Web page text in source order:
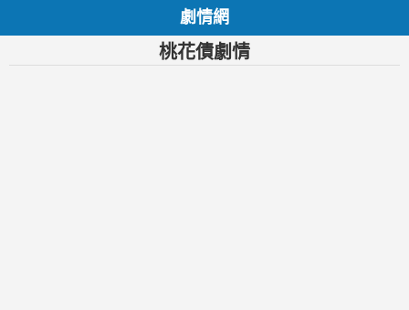
劇情網
桃花債劇情